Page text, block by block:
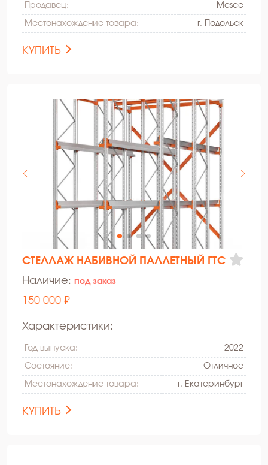
Продавец: Mesee
Местонахождение товара: г. Подольск
КУПИТЬ
СТЕЛЛАЖ НАБИВНОЙ ПАЛЛЕТНЫЙ ГТС
Наличие: под заказ
150 000 ₽
Характеристики:
Год выпуска: 2022
Состояние: Oтличное
Местонахождение товара: г. Екатеринбург
КУПИТЬ